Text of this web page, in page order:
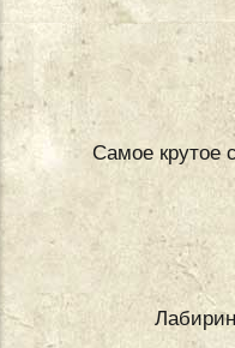
Самое крутое